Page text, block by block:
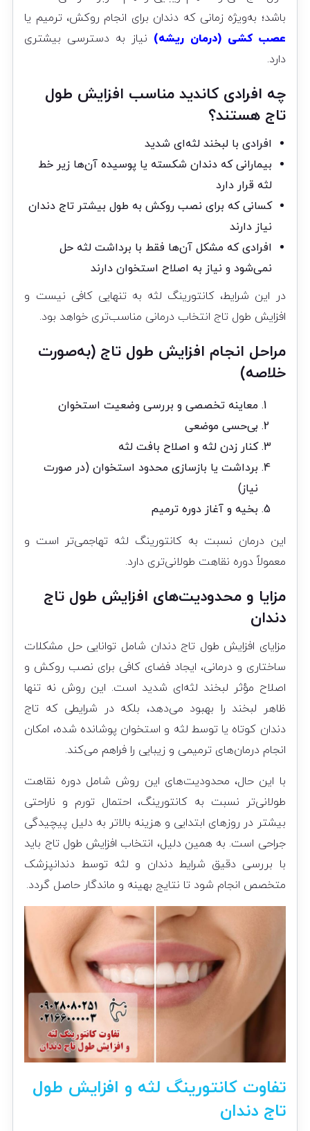
باشد؛ به‌ویژه زمانی که دندان برای انجام روکش، ترمیم یا
عصب کشی (درمان ریشه) نیاز به دسترسی بیشتری
دارد.
چه افرادی کاندید مناسب افزایش طول
تاج هستند؟
افرادی با لبخند لثه‌ای شدید
بیمارانی که دندان شکسته یا پوسیده آن‌ها زیر خط
لثه قرار دارد
کسانی که برای نصب روکش به طول بیشتر تاج دندان
نیاز دارند
افرادی که مشکل آن‌ها فقط با برداشت لثه حل
نمی‌شود و نیاز به اصلاح استخوان دارند
در این شرایط، کانتورینگ لثه به تنهایی کافی نیست و
افزایش طول تاج انتخاب درمانی مناسب‌تری خواهد بود.
مراحل انجام افزایش طول تاج (به‌صورت
خلاصه)
معاینه تخصصی و بررسی وضعیت استخوان
بی‌حسی موضعی
کنار زدن لثه و اصلاح بافت لثه
برداشت یا بازسازی محدود استخوان (در صورت
نیاز)
بخیه و آغاز دوره ترمیم
این درمان نسبت به کانتورینگ لثه تهاجمی‌تر است و
معمولاً دوره نقاهت طولانی‌تری دارد.
مزایا و محدودیت‌های افزایش طول تاج
دندان
مزایای افزایش طول تاج دندان شامل توانایی حل مشکلات
ساختاری و درمانی، ایجاد فضای کافی برای نصب روکش و
اصلاح مؤثر لبخند لثه‌ای شدید است. این روش نه تنها
ظاهر لبخند را بهبود می‌دهد، بلکه در شرایطی که تاج
دندان کوتاه یا توسط لثه و استخوان پوشانده شده، امکان
انجام درمان‌های ترمیمی و زیبایی را فراهم می‌کند.
با این حال، محدودیت‌های این روش شامل دوره نقاهت
طولانی‌تر نسبت به کانتورینگ، احتمال تورم و ناراحتی
بیشتر در روزهای ابتدایی و هزینه بالاتر به دلیل پیچیدگی
جراحی است. به همین دلیل، انتخاب افزایش طول تاج باید
با بررسی دقیق شرایط دندان و لثه توسط دندانپزشک
متخصص انجام شود تا نتایج بهینه و ماندگار حاصل گردد.
تفاوت کانتورینگ لثه و افزایش طول
تاج دندان